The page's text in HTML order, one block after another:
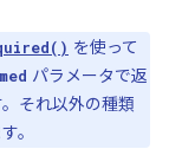
を使って
パラメータで返
それ以外の種類
。